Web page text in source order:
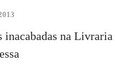
inacabadas na Livraria